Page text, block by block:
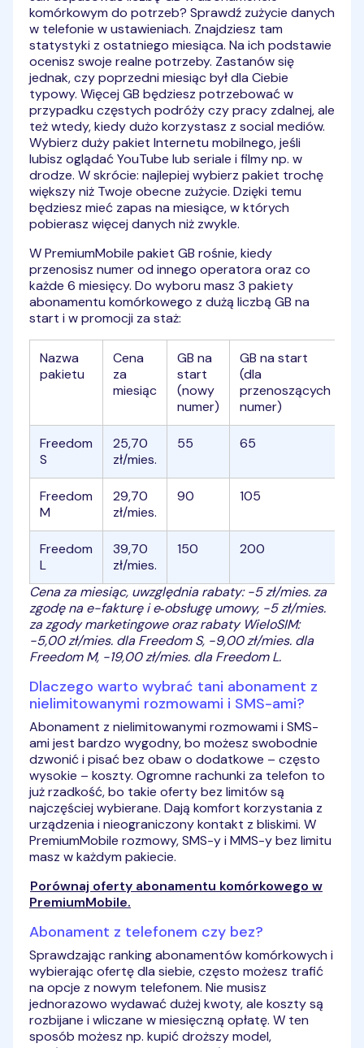
komórkowym do potrzeb? Sprawdź zużycie danych
w telefonie w ustawieniach. Znajdziesz tam
statystyki z ostatniego miesiąca. Na ich podstawie
ocenisz swoje realne potrzeby. Zastanów się
jednak, czy poprzedni miesiąc był dla Ciebie
typowy. Więcej GB będziesz potrzebować w
przypadku częstych podróży czy pracy zdalnej, ale
też wtedy, kiedy dużo korzystasz z social mediów.
Wybierz duży pakiet Internetu mobilnego, jeśli
lubisz oglądać YouTube lub seriale i filmy np. w
drodze. W skrócie: najlepiej wybierz pakiet trochę
większy niż Twoje obecne zużycie. Dzięki temu
będziesz mieć zapas na miesiące, w których
pobierasz więcej danych niż zwykle.
W PremiumMobile pakiet GB rośnie, kiedy
przenosisz numer od innego operatora oraz co
każde 6 miesięcy. Do wyboru masz 3 pakiety
abonamentu komórkowego z dużą liczbą GB na
start i w promocji za staż:
Nazwa
pakietu
Cena
za
miesiąc
GB na
start
(nowy
numer)
GB na start
(dla
przenoszących
numer)
Freedom
S
25,70
zł/mies.
55 65
Freedom
M
29,70
zł/mies.
90 105
Freedom
L
39,70
zł/mies.
150 200
Cena za miesiąc, uwzględnia rabaty: -5 zł/mies. za
zgodę na e-fakturę i e‑obsługę umowy, -5 zł/mies.
za zgody marketingowe oraz rabaty WieloSIM:
-5,00 zł/mies. dla Freedom S, -9,00 zł/mies. dla
Freedom M, -19,00 zł/mies. dla Freedom L.
Dlaczego warto wybrać tani abonament z
nielimitowanymi rozmowami i SMS-ami?
Abonament z nielimitowanymi rozmowami i SMS-
ami jest bardzo wygodny, bo możesz swobodnie
dzwonić i pisać bez obaw o dodatkowe – często
wysokie – koszty. Ogromne rachunki za telefon to
już rzadkość, bo takie oferty bez limitów są
najczęściej wybierane. Dają komfort korzystania z
urządzenia i nieograniczony kontakt z bliskimi. W
PremiumMobile rozmowy, SMS-y i MMS-y bez limitu
masz w każdym pakiecie.
Porównaj oferty abonamentu komórkowego w
PremiumMobile.
Abonament z telefonem czy bez?
Sprawdzając ranking abonamentów komórkowych i
wybierając ofertę dla siebie, często możesz trafić
na opcje z nowym telefonem. Nie musisz
jednorazowo wydawać dużej kwoty, ale koszty są
rozbijane i wliczane w miesięczną opłatę. W ten
sposób możesz np. kupić droższy model,